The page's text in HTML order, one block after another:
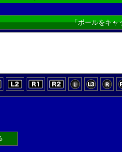
「ボールをキャ